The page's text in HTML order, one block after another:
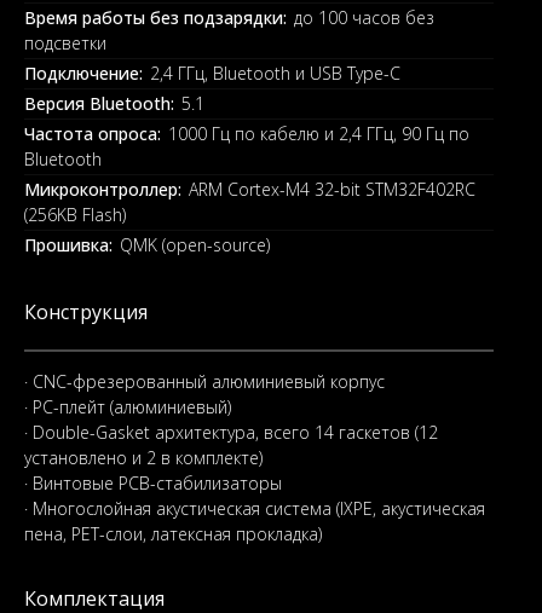
Время работы без подзарядки: до 100 часов без
подсветки
Подключение: 2,4 ГГц, Bluetooth и USB Type-C
Версия Bluetooth: 5.1
Частота опроса: 1000 Гц по кабелю и 2,4 ГГц, 90 Гц по
Bluetooth
Микроконтроллер: ARM Cortex-M4 32-bit STM32F402RC
(256KB Flash)
Прошивка: QMK (open-source)
Конструкция
· CNC-фрезерованный алюминиевый корпус
· PC-плейт (алюминиевый)
· Double-Gasket архитектура, всего 14 гаскетов (12
установлено и 2 в комплекте)
· Винтовые PCB-стабилизаторы
· Многослойная акустическая система (IXPE, акустическая
пена, PET-слои, латексная прокладка)
Комплектация